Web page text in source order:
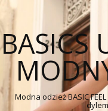
BASICS
Modna odzież BASIC